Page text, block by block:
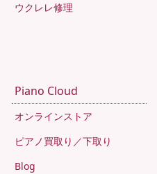
ウクレレ修理
Piano Cloud
オンラインストア
ピアノ買取り／下取り
Blog